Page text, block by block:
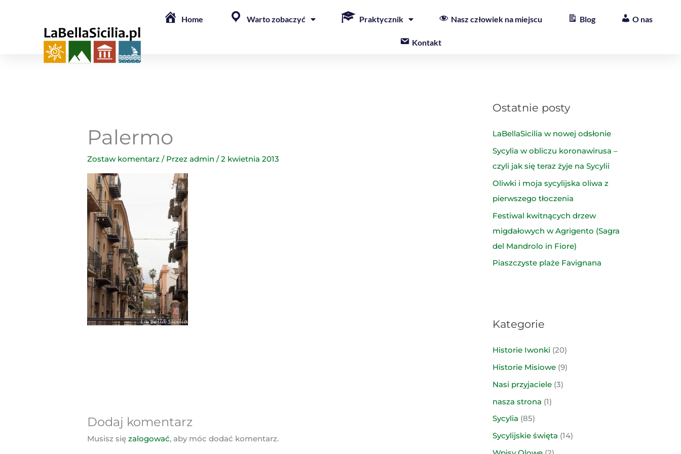
Home Warto zobaczyć Praktycznik Nasz człowiek na miejscu Blog O nas
Kontakt
Palermo
Zostaw komentarz / Przezadmin/2 kwietnia 2013
Dodaj komentarz
Musisz sięzalogować, aby móc dodać komentarz.
Ostatnie posty
LaBellaSicilia w nowej odsłonie
Sycylia w obliczu koronawirusa –
czyli jak się teraz żyje na Sycylii
Oliwki i moja sycylijska oliwa z
pierwszego tłoczenia
Festiwal kwitnących drzew
migdałowych w Agrigento (Sagra
del Mandrolo in Fiore)
Piaszczyste plaże Favignana
Kategorie
Historie Iwonki (20)
Historie Misiowe (9)
Nasi przyjaciele (3)
nasza strona (1)
Sycylia (85)
Sycylijskie święta (14)